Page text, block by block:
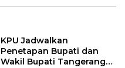
KPU Jadwalkan
Penetapan Bupati dan
Wakil Bupati Tangerang